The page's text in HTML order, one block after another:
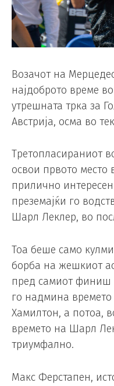
Возачот на
најдоброто време
утрешната трка за
Австрија, осма во
Третопласираниот
освои првото
прилично
преземајќи го
Шарл Леклер, во
Тоа беше само
борба на жешкиот
пред самиот финиш
го надмина
Хамилтон, а потоа,
времето на Шарл
триумфално.
Макс Ферстапен,